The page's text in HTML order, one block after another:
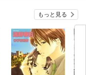
もっと見る